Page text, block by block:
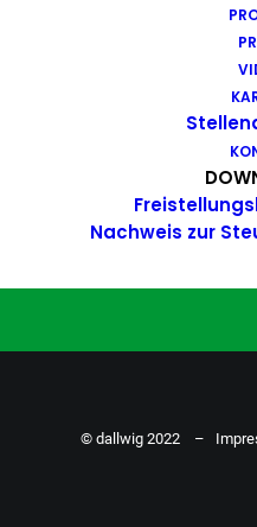
Nachweis zur
Du hast Bock
Action. Bewirb
ZU DEN
© dallwig 2022 –